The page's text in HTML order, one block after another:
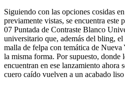
Siguiendo con las opciones cosidas
previamente vistas, se encuentra
07 Puntada de Contraste Blanco
universitario que, además del bling,
malla de felpa con temática de
la misma forma. Por supuesto, donde
encuentran en ese lanzamiento ahora
cuero caído vuelven a un acabado